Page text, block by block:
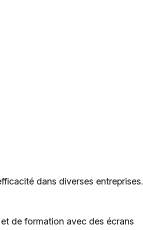
dans diverses entreprises.
de formation avec des écrans